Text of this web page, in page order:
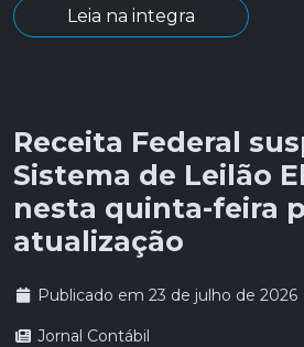
Leia na integra
Receita Federal
Sistema de Leilão
nesta quinta-feira
atualização
Publicado em 23 de julho de 2026
Jornal Contábil